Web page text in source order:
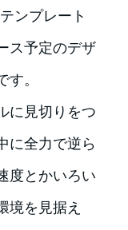
ンプレート
ス予定のデザ
。
に見切りをつ
に全力で逆ら
度とかいろい
境を見据え